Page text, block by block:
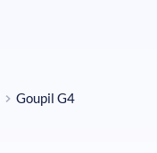
Goupil G4